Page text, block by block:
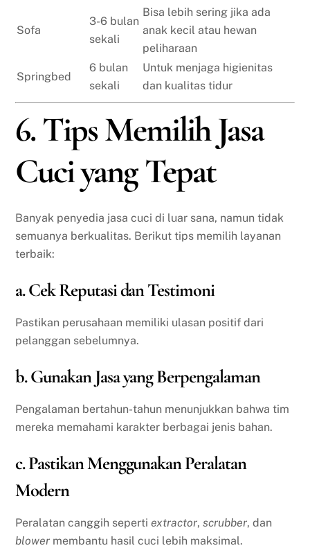
Sofa
3-6 bulan
sekali
Bisa lebih sering jika ada
anak kecil atau hewan
peliharaan
Springbed
6 bulan
sekali
Untuk menjaga higienitas
dan kualitas tidur
6. Tips Memilih Jasa
Cuci yang Tepat
Banyak penyedia jasa cuci di luar sana, namun tidak
semuanya berkualitas. Berikut tips memilih layanan
terbaik:
a. Cek Reputasi dan Testimoni
Pastikan perusahaan memiliki ulasan positif dari
pelanggan sebelumnya.
b. Gunakan Jasa yang Berpengalaman
Pengalaman bertahun-tahun menunjukkan bahwa tim
mereka memahami karakter berbagai jenis bahan.
c. Pastikan Menggunakan Peralatan
Modern
Peralatan canggih sepertiextractor,scrubber, dan
blower membantu hasil cuci lebih maksimal.